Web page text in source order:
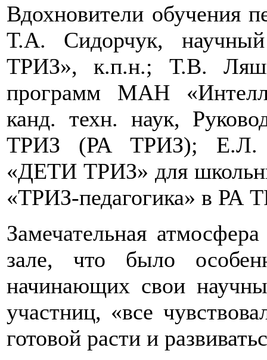
Вдохновители обучения
Т.А. Сидорчук,
ТРИЗ», к.п.н.; Т.В.
программ МАН
канд. техн. наук,
ТРИЗ (РА ТРИЗ); Е.Л.
«ДЕТИ ТРИЗ» для
«ТРИЗ-педагогика» в РА
Замечательная
зале, что было
начинающих свои
участниц, «все
готовой расти и